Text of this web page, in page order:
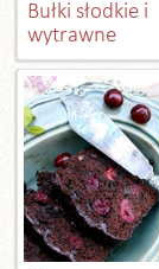
Bułki słodkie i
wytrawne